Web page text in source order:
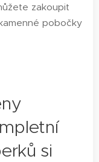
zakoupit
pobočky
si